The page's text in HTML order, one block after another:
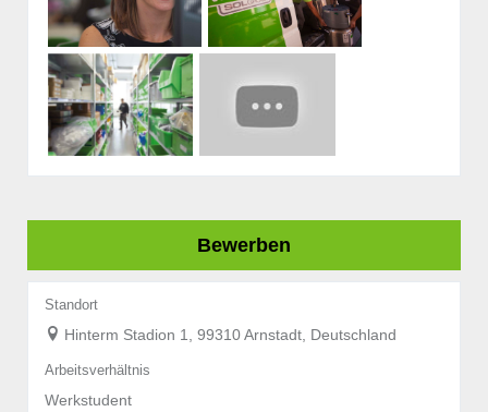
Bewerben
Standort
Hinterm Stadion 1, 99310 Arnstadt, Deutschland
Arbeitsverhältnis
Werkstudent